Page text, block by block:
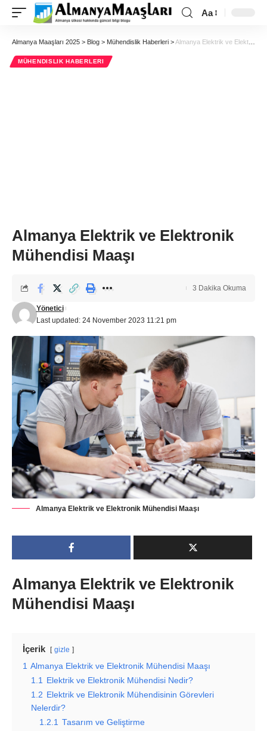
Aa
Almanya Maaşları 2025 > Blog > Mühendislik Haberleri >Almanya Elektrik ve Elektronik Mühendisi Maaşı
MÜHENDISLIK HABERLERI
Almanya Elektrik ve Elektronik
Mühendisi Maaşı
Last updated: 24 November 2023 11:21 pm
Yönetici
3 Dakika Okuma
Almanya Elektrik ve Elektronik Mühendisi Maaşı
Almanya Elektrik ve Elektronik
Mühendisi Maaşı
İçerik gizle
1 Almanya Elektrik ve Elektronik Mühendisi Maaşı
1.1
Elektrik ve Elektronik Mühendisi Nedir?
1.2 Elektrik ve Elektronik Mühendisinin Görevleri
Nelerdir?
1.2.1
Tasarım ve Geliştirme